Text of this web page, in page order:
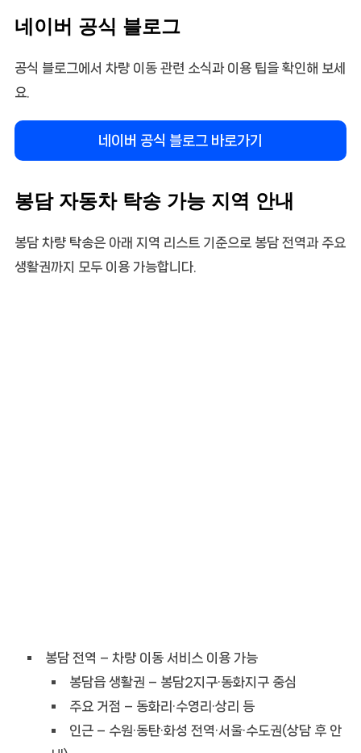
네이버 공식 블로그
공식 블로그에서 차량 이동 관련 소식과 이용 팁을 확인해 보세
요.
네이버 공식 블로그 바로가기
봉담 자동차 탁송 가능 지역 안내
봉담 차량 탁송은 아래 지역 리스트 기준으로 봉담 전역과 주요
생활권까지 모두 이용 가능합니다.
봉담 전역 – 차량 이동 서비스 이용 가능
봉담읍 생활권 – 봉담2지구·동화지구 중심
주요 거점 – 동화리·수영리·상리 등
인근 – 수원·동탄·화성 전역·서울·수도권(상담 후 안